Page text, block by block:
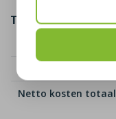
Totaal
Netto kosten totaal